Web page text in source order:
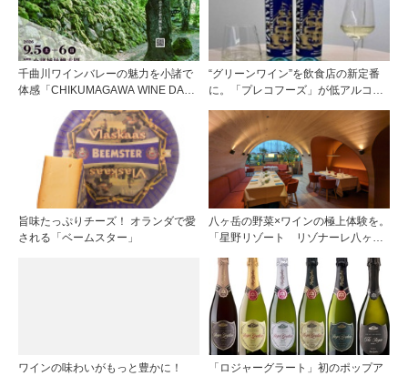
千曲川ワインバレーの魅力を小諸で
体感「CHIKUMAGAWA WINE DAYS
“グリーンワイン”を飲食店の新定番
に。「プレコフーズ」が低アルコー
旨味たっぷりチーズ！ オランダで愛
される「ベームスター」
八ヶ岳の野菜×ワインの極上体験を。
「星野リゾート リゾナーレ八ヶ
SETTE」がリニューアルオープン！
ワインの味わいがもっと豊かに！
「ロジャーグラート」初のポップア